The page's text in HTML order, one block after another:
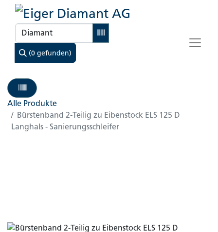
(0 gefunden)
Alle Produkte
Bürstenband 2-Teilig zu Eibenstock ELS 125 D
Langhals - Sanierungsschleifer